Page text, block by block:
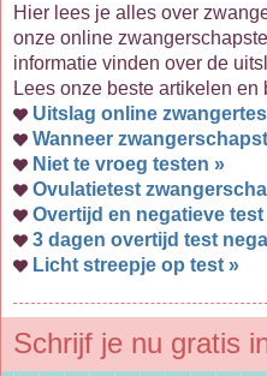
Hier lees je alles over
onze online
informatie vinden over de
Lees onze beste artikelen en
Uitslag online
Wanneer
Niet te vroeg testen »
Ovulatietest
Overtijd en negatieve test
3 dagen overtijd test
Licht streepje op test »
Schrijf je nu gratis